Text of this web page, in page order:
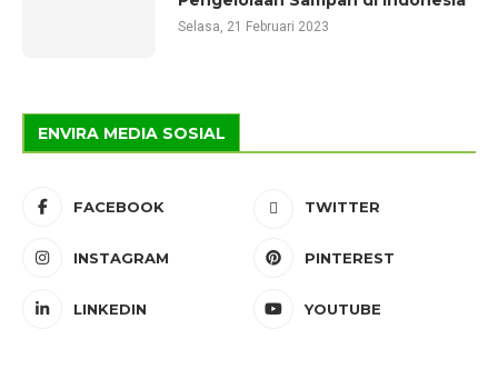
Selasa, 21 Februari 2023
ENVIRA MEDIA SOSIAL
FACEBOOK TWITTER
INSTAGRAM PINTEREST
LINKEDIN YOUTUBE